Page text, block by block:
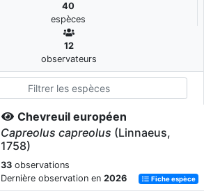
40
espèces
12
observateurs
Chevreuil européen
Capreolus capreolus (Linnaeus,
1758)
33 observations
Dernière observation en 2026 Fiche espèce